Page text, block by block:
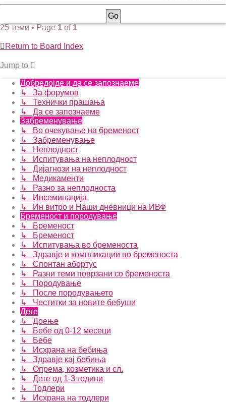
25 теми • Page1of1
Return to Board Index
Jump to
Добредојде и да се запознаеме
↳ За форумов
↳ Технички прашања
↳ Да се запознаеме
Забременување
↳ Во очекување на бременост
↳ Забременување
↳ Неплодност
↳ Испитувања на неплодност
↳ Дијагнози на неплодност
↳ Медикаменти
↳ Разно за неплодноста
↳ Инсеминација
↳ Ин витро и Наши дневници на ИВФ
Бременост и породување
↳ Бременост
↳ Бременост
↳ Испитувања во бременоста
↳ Здравје и компликации во бременоста
↳ Спонтан абортус
↳ Разни теми поврзани со бременоста
↳ Породување
↳ После породувањето
↳ Честитки за новите бебуши
Дете
↳ Доење
↳ Бебе од 0-12 месеци
↳ Бебе
↳ Исхрана на бебиња
↳ Здравје кај бебиња
↳ Опрема, козметика и сл.
↳ Дете од 1-3 години
↳ Тодлери
↳ Исхрана на тодлери